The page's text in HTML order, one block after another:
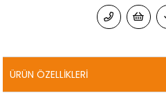
ÜRÜN ÖZELLIKLERI